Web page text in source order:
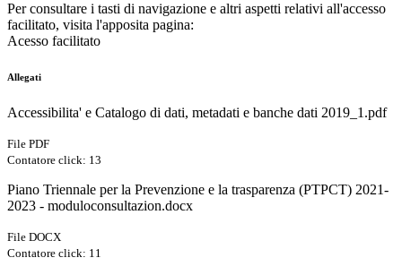
Per consultare i tasti di navigazione e altri aspetti relativi all'accesso
facilitato, visita l'apposita pagina:
Acesso facilitato
Allegati
Accessibilita' e Catalogo di dati, metadati e banche dati 2019_1.pdf
File PDF
Contatore click: 13
Piano Triennale per la Prevenzione e la trasparenza (PTPCT) 2021-
2023 - moduloconsultazion.docx
File DOCX
Contatore click: 11